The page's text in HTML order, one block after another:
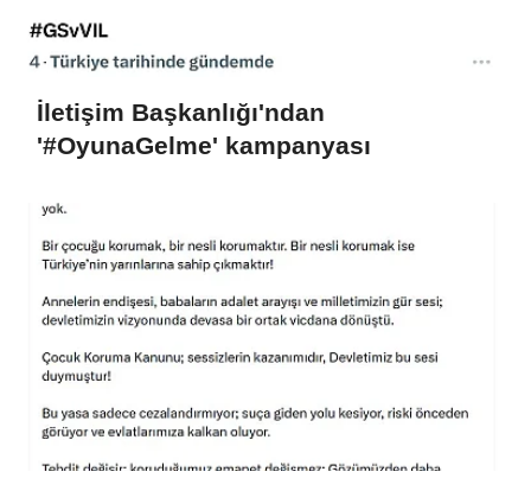
İletişim Başkanlığı'ndan
'#OyunaGelme' kampanyası